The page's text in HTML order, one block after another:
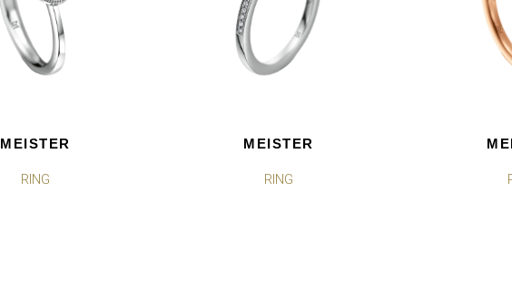
MEISTER
RING
MEISTER
RING